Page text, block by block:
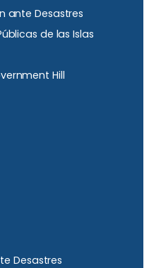
ante Desastres
de las Islas
Hill
Desastres